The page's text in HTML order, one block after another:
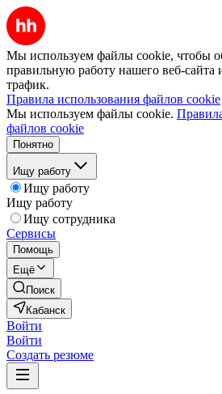
Мы используем файлы cookie, чтобы
правильную работу нашего веб-сайта
трафик.
Правила использования файлов cookie
Мы используем файлы cookie.
файлов cookie
Понятно
Ищу работу
Ищу работу
Ищу работу
Ищу сотрудника
Сервисы
Помощь
Ещё
Поиск
Кабанск
Войти
Войти
Создать резюме